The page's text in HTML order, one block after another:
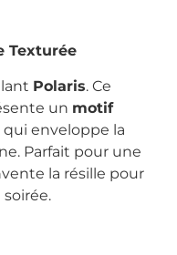
Texturée
Polaris. Ce
un motif
qui enveloppe la
Parfait pour une
la résille pour